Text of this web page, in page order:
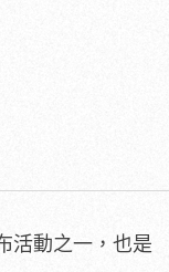
活動之一，也是